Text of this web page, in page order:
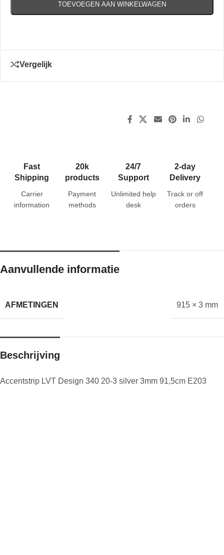
TOEVOEGEN AAN WINKELWAGEN
Vergelijk
Fast
Shipping
Carrier
information
20k
products
Payment
methods
24/7
Support
Unlimited help
desk
2-day
Delivery
Track or off
orders
Aanvullende informatie
AFMETINGEN 915 × 3 mm
Beschrijving
Accentstrip LVT Design 340 20-3 silver 3mm 91,5cm E203